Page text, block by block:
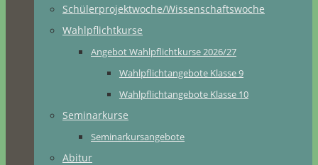
Schülerprojektwoche/Wissenschaftswoche
Wahlpflichtkurse
Angebot Wahlpflichtkurse 2026/27
Wahlpflichtangebote Klasse 9
Wahlpflichtangebote Klasse 10
Seminarkurse
Seminarkursangebote
Abitur